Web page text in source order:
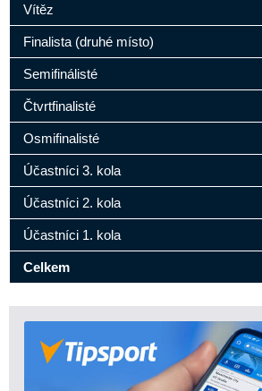
Vítěz
Finalista (druhé místo)
Semifinálisté
Čtvrtfinalisté
Osmifinalisté
Účastníci 3. kola
Účastníci 2. kola
Účastníci 1. kola
Celkem